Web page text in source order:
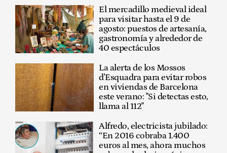
El mercadillo medieval ideal
para visitar hasta el 9 de
agosto: puestos de artesanía,
gastronomía y alrededor de
40 espectáculos
La alerta de los Mossos
d'Esquadra para evitar robos
en viviendas de Barcelona
este verano: "Si detectas esto,
llama al 112"
Alfredo, electricista jubilado:
“En 2016 cobraba 1.400
euros al mes, ahora muchos